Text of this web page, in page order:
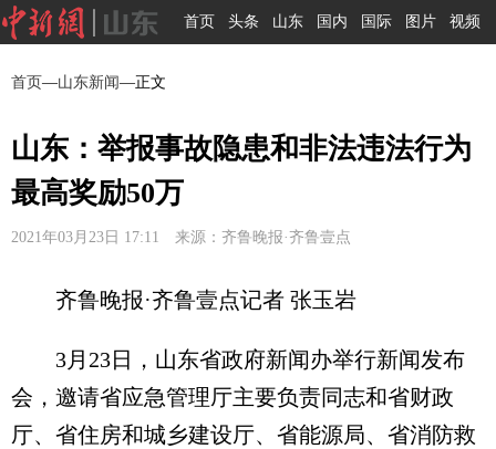
首页 头条 山东 国内 国际 图片 视频
首页—山东新闻—正文
山东：举报事故隐患和非法违法行为
最高奖励50万
2021年03月23日 17:11 来源：齐鲁晚报·齐鲁壹点
齐鲁晚报·齐鲁壹点记者 张玉岩
3月23日，山东省政府新闻办举行新闻发布
会，邀请省应急管理厅主要负责同志和省财政
厅、省住房和城乡建设厅、省能源局、省消防救